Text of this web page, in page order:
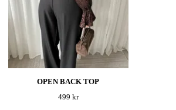
OPEN BACK TOP
499 kr